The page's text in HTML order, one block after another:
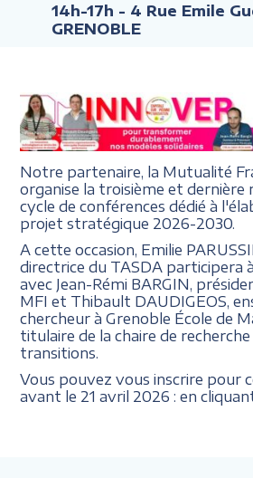
14h-17h - 4 Rue Emile
GRENOBLE
Notre partenaire, la Mutualité
organise la troisième et dernière
cycle de conférences dédié à
projet stratégique 2026-2030.
A cette occasion, Emilie
directrice du TASDA participera
avec Jean-Rémi BARGIN,
MFI et Thibault DAUDIGEOS,
chercheur à Grenoble École de
titulaire de la chaire de
transitions.
Vous pouvez vous inscrire pour
avant le 21 avril 2026 : en